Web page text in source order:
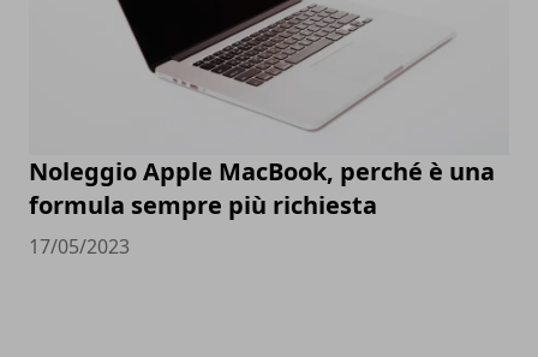
Noleggio Apple MacBook, perché è una
formula sempre più richiesta
17/05/2023